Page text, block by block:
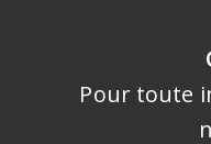
Pour toute